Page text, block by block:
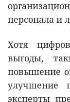
персонала и
Хотя
выгоды,
повышение
улучшение
эксперты